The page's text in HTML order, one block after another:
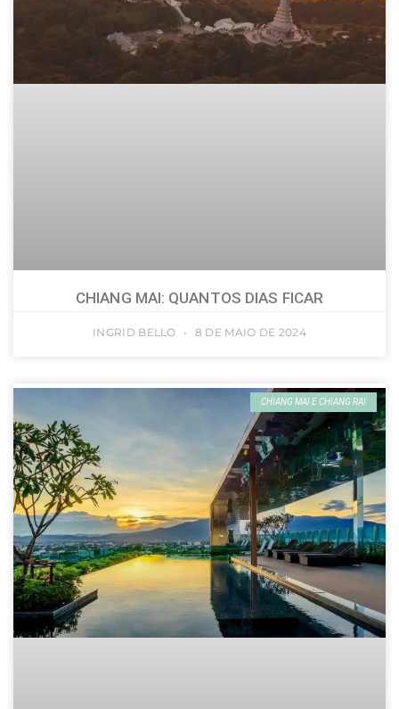
CHIANG MAI: QUANTOS DIAS FICAR
INGRID BELLO 8 DE MAIO DE 2024
CHIANG MAI E CHIANG RAI